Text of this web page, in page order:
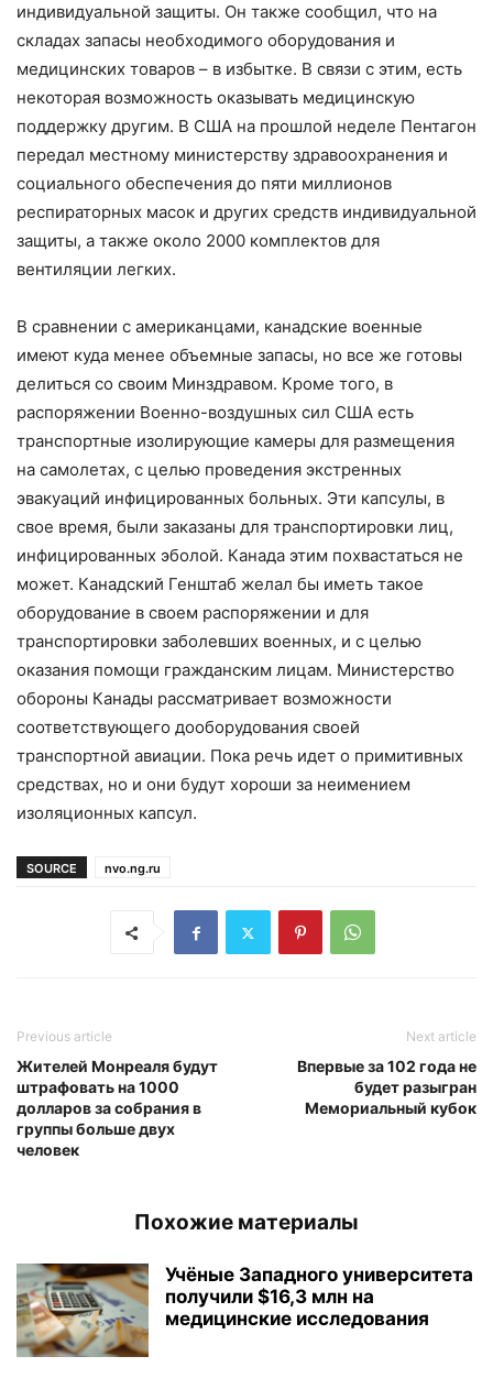
индивидуальной защиты. Он также сообщил, что на
складах запасы необходимого оборудования и
медицинских товаров – в избытке. В связи с этим, есть
некоторая возможность оказывать медицинскую
поддержку другим. В США на прошлой неделе Пентагон
передал местному министерству здравоохранения и
социального обеспечения до пяти миллионов
респираторных масок и других средств индивидуальной
защиты, а также около 2000 комплектов для
вентиляции легких.
В сравнении с американцами, канадские военные
имеют куда менее объемные запасы, но все же готовы
делиться со своим Минздравом. Кроме того, в
распоряжении Военно-воздушных сил США есть
транспортные изолирующие камеры для размещения
на самолетах, с целью проведения экстренных
эвакуаций инфицированных больных. Эти капсулы, в
свое время, были заказаны для транспортировки лиц,
инфицированных эболой. Канада этим похвастаться не
может. Канадский Генштаб желал бы иметь такое
оборудование в своем распоряжении и для
транспортировки заболевших военных, и с целью
оказания помощи гражданским лицам. Министерство
обороны Канады рассматривает возможности
соответствующего дооборудования своей
транспортной авиации. Пока речь идет о примитивных
средствах, но и они будут хороши за неимением
изоляционных капсул.
SOURCE nvo.ng.ru
Previous article
Жителей Монреаля будут
штрафовать на 1000
долларов за собрания в
группы больше двух
человек
Next article
Впервые за 102 года не
будет разыгран
Мемориальный кубок
Похожие материалы
Учёные Западного университета
получили $16,3 млн на
медицинские исследования